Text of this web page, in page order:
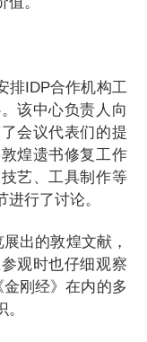
排IDP合作机构工
该中心负责人向
会议代表们的提
煌遗书修复工作
艺、工具制作等
行了讨论。
出的敦煌文献，
观时也仔细观察
刚经》在内的多